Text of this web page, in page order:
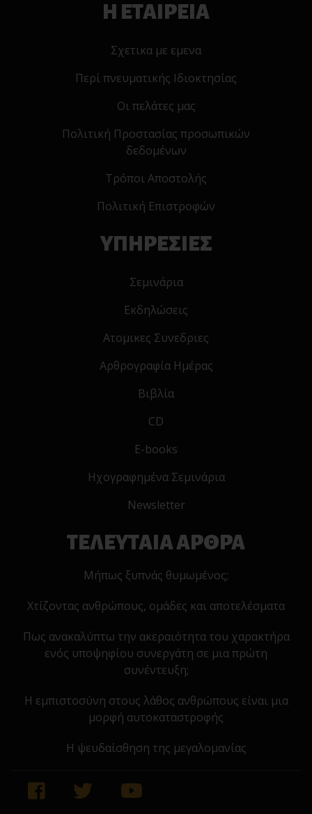
Η ΕΤΑΙΡΕΙΑ
Σχετικα με εμενα
Περί πνευματικής Ιδιοκτησίας
Οι πελάτες μας
Πολιτική Προστασίας προσωπικών
δεδομένων
Τρόποι Αποστολής
Πολιτική Επιστροφών
ΥΠΗΡΕΣΙΕΣ
Σεμινάρια
Εκδηλώσεις
Ατομικες Συνεδριες
Αρθρογραφία Ημέρας
Βιβλία
CD
E-books
Ηχογραφημένα Σεμινάρια
Newsletter
ΤΕΛΕΥΤΑΙΑ ΑΡΘΡΑ
Μήπως ξυπνάς θυμωμένος;
Χτίζοντας ανθρώπους, ομάδες και αποτελέσματα
Πως ανακαλύπτω την ακεραιότητα του χαρακτήρα
ενός υποψηφίου συνεργάτη σε μια πρώτη
συνέντευξη;
Η εμπιστοσύνη στους λάθος ανθρώπους είναι μια
μορφή αυτοκαταστροφής
Η ψευδαίσθηση της μεγαλομανίας